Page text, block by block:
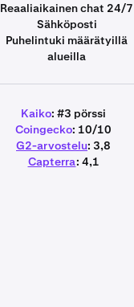
Reaaliaikainen chat 24/7
Sähköposti
Puhelintuki määrätyillä
alueilla
Kaiko: #3 pörssi
Coingecko: 10/10
G2-arvostelu: 3,8
Capterra: 4,1